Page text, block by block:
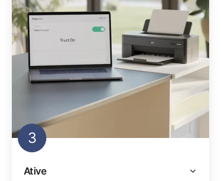
3
Ative